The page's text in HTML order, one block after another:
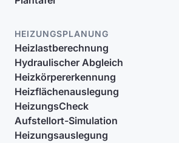
HEIZUNGSPLANUNG
Heizlastberechnung
Hydraulischer Abgleich
Heizkörpererkennung
Heizflächenauslegung
HeizungsCheck
Aufstellort-Simulation
Heizungsauslegung